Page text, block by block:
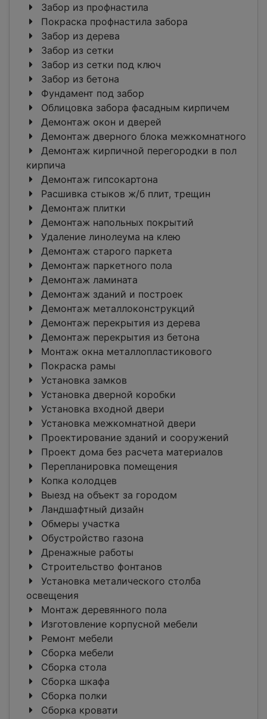
Забор из профнастила
Покраска профнастила забора
Забор из дерева
Забор из сетки
Забор из сетки под ключ
Забор из бетона
Фундамент под забор
Облицовка забора фасадным кирпичем
Демонтаж окон и дверей
Демонтаж дверного блока межкомнатного
Демонтаж кирпичной перегородки в пол
кирпича
Демонтаж гипсокартона
Расшивка стыков ж/б плит, трещин
Демонтаж плитки
Демонтаж напольных покрытий
Удаление линолеума на клею
Демонтаж старого паркета
Демонтаж паркетного пола
Демонтаж ламината
Демонтаж зданий и построек
Демонтаж металлоконструкций
Демонтаж перекрытия из дерева
Демонтаж перекрытия из бетона
Монтаж окна металлопластикового
Покраска рамы
Установка замков
Установка дверной коробки
Установка входной двери
Установка межкомнатной двери
Проектирование зданий и сооружений
Проект дома без расчета материалов
Перепланировка помещения
Копка колодцев
Выезд на объект за городом
Ландшафтный дизайн
Обмеры участка
Обустройство газона
Дренажные работы
Строительство фонтанов
Установка металического столба
освещения
Монтаж деревянного пола
Изготовление корпусной мебели
Ремонт мебели
Сборка мебели
Сборка стола
Сборка шкафа
Сборка полки
Сборка кровати